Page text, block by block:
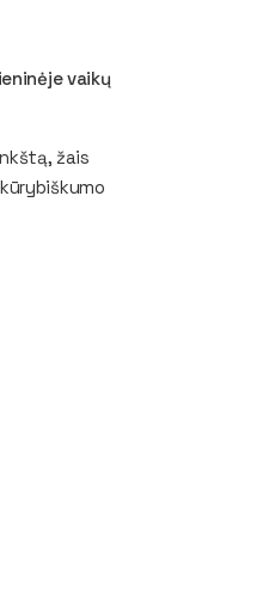
vaikų
žais